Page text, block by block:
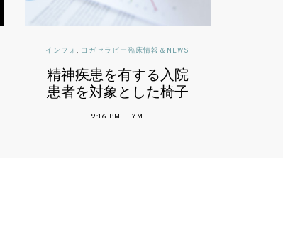
読んで深めるヨガ | YOGA THERAPY
腰を痛めず前屈を深め
る
8:36 PM